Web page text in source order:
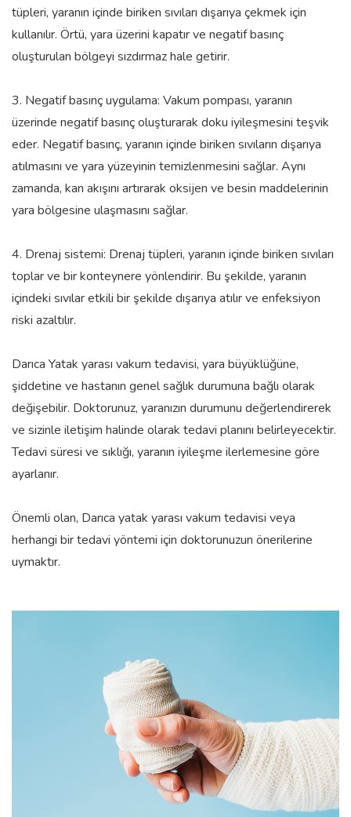
tüpleri, yaranın içinde biriken sıvıları dışarıya çekmek için
kullanılır. Örtü, yara üzerini kapatır ve negatif basınç
oluşturulan bölgeyi sızdırmaz hale getirir.
3. Negatif basınç uygulama: Vakum pompası, yaranın
üzerinde negatif basınç oluşturarak doku iyileşmesini teşvik
eder. Negatif basınç, yaranın içinde biriken sıvıların dışarıya
atılmasını ve yara yüzeyinin temizlenmesini sağlar. Aynı
zamanda, kan akışını artırarak oksijen ve besin maddelerinin
yara bölgesine ulaşmasını sağlar.
4. Drenaj sistemi: Drenaj tüpleri, yaranın içinde biriken sıvıları
toplar ve bir konteynere yönlendirir. Bu şekilde, yaranın
içindeki sıvılar etkili bir şekilde dışarıya atılır ve enfeksiyon
riski azaltılır.
Darıca Yatak yarası vakum tedavisi, yara büyüklüğüne,
şiddetine ve hastanın genel sağlık durumuna bağlı olarak
değişebilir. Doktorunuz, yaranızın durumunu değerlendirerek
ve sizinle iletişim halinde olarak tedavi planını belirleyecektir.
Tedavi süresi ve sıklığı, yaranın iyileşme ilerlemesine göre
ayarlanır.
Önemli olan, Darıca yatak yarası vakum tedavisi veya
herhangi bir tedavi yöntemi için doktorunuzun önerilerine
uymaktır.